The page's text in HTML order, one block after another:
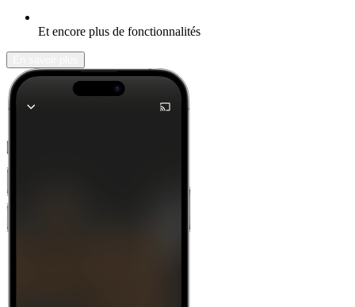
Et encore plus de fonctionnalités